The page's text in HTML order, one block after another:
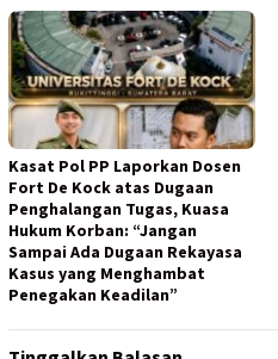
Kasat Pol PP Laporkan Dosen
Fort De Kock atas Dugaan
Penghalangan Tugas, Kuasa
Hukum Korban: “Jangan
Sampai Ada Dugaan Rekayasa
Kasus yang Menghambat
Penegakan Keadilan”